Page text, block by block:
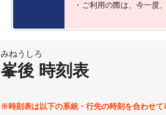
・ご利用の際は、今一度、
みねうしろ
峯後 時刻表
※時刻表は以下の系統・行先の時刻を合わせて